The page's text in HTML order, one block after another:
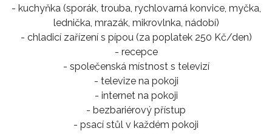
- kuchyňka (sporák, trouba, rychlovarná konvice, myčka,
lednička, mrazák, mikrovlnka, nádobí)
- chladicí zařízení s pípou (za poplatek 250 Kč/den)
- recepce
- společenská místnost s televizí
- televize na pokoji
- internet na pokoji
- bezbariérový přístup
- psací stůl v každém pokoji